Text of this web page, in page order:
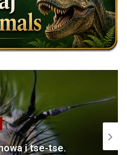
gatunków